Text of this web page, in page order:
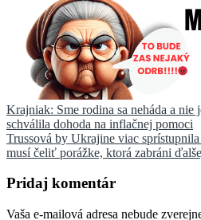
Navigácia
v
článku
Krajniak: Sme rodina sa neháda a nie
schválila dohoda na inflačnej pomoci
Trussová by Ukrajine viac
musí čeliť porážke, ktorá zabráni
Pridaj komentár
Vaša e-mailová adresa nebude